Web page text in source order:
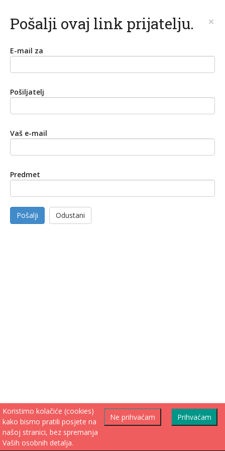
Pošalji ovaj link prijatelju. ×
E-mail za
Pošiljatelj
Vaš e-mail
Predmet
Pošalji Odustani
Prihvaćam
Ne prihvaćam
Koristimo kolačiće (cookies)
kako bismo pratili posjete na
našoj stranici, bez spremanja
Vaših osobnih detalja.